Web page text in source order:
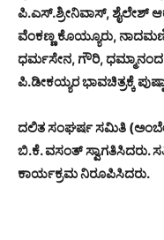
ಪಿ.ಎಸ್.ಶ್ರೀನಿವಾಸ್, ಶೈಲೇಶ್
ವೆಂಕಣ್ಣ ಕೊಯ್ಯೂರು, ನಾದಮಣಿ
ಧರ್ಮಸೇನ, ಗೌರಿ, ಧಮ್ಮಾನಂದ
ಪಿ.ಡೀಕಯ್ಯರ ಭಾವಚಿತ್ರಕ್ಕೆ
ದಲಿತ ಸಂಘರ್ಷ ಸಮಿತಿ
ಬಿ.ಕೆ. ವಸಂತ್ ಸ್ವಾಗತಿಸಿದರು.
ಕಾರ್ಯಕ್ರಮ ನಿರೂಪಿಸಿದರು.